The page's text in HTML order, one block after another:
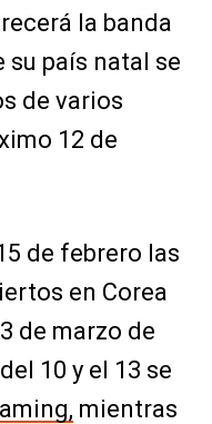
la banda
su país natal se
de varios
12 de
de febrero las
en Corea
de marzo de
10 y el 13 se
mientras